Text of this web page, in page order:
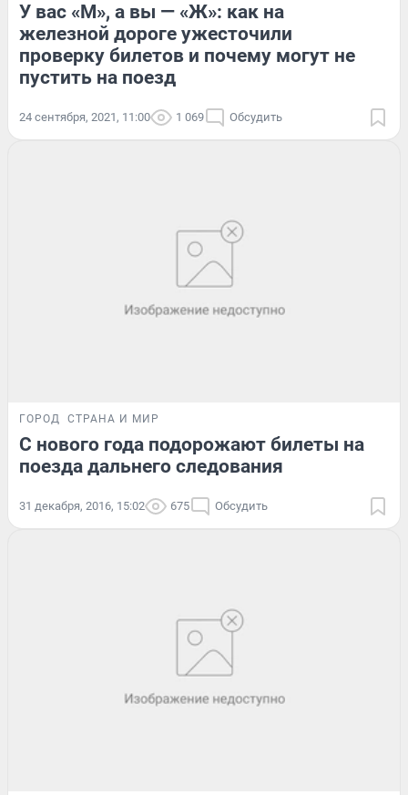
У вас «М», а вы — «Ж»: как на
железной дороге ужесточили
проверку билетов и почему могут не
пустить на поезд
24 сентября, 2021, 11:00 1 069 Обсудить
ГОРОД СТРАНА И МИР
С нового года подорожают билеты на
поезда дальнего следования
31 декабря, 2016, 15:02 675 Обсудить